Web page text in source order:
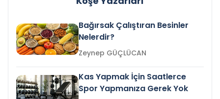
Bağırsak Çalıştıran Besinler
Nelerdir?
Zeynep GÜÇLÜCAN
Kas Yapmak İçin Saatlerce
Spor Yapmanıza Gerek Yok